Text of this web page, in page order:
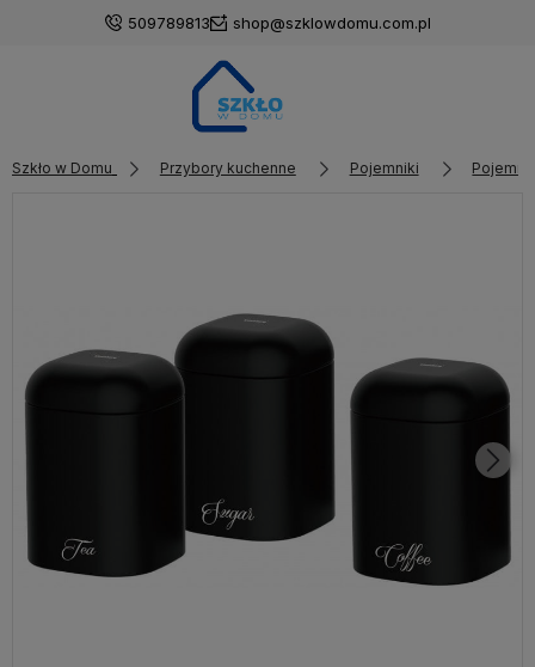
509789813 shop@szklowdomu.com.pl
Szkło w Domu Przybory kuchenne Pojemniki